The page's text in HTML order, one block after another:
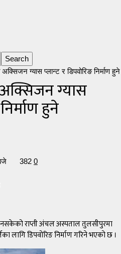
ग्यास प्लान्ट र डिपवोरिङ निर्माण हुने
ग्यास
हुने
382 0
राप्ती अंचल अस्पताल तुलसीपुरमा
लागि डिपवोरिङ निर्माण गरिने भएको छ ।